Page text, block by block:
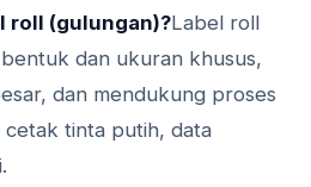
roll (gulungan)?Label roll
dan ukuran khusus,
dan mendukung proses
tinta putih, data